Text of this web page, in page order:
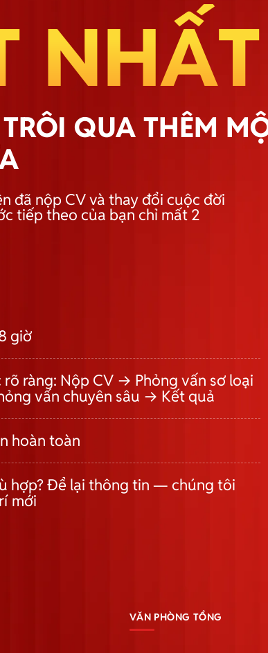
NHẤT
QUA THÊM
đã nộp CV và thay đổi cuộc đời
tiếp theo của bạn chỉ mất 2
giờ
ràng: Nộp CV → Phỏng vấn sơ loại
vấn chuyên sâu → Kết quả
hoàn toàn
hợp? Để lại thông tin — chúng tôi
mới
VĂN PHÒNG TỔNG